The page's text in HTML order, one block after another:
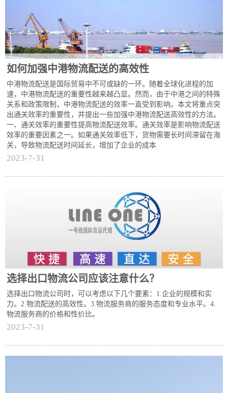
如何加强中港物流配送的高效性
中港物流配送是国际贸易中不可或缺的一环。随着全球化进程的加
速，中港物流配送的重要性越来越凸显。然而，由于中港之间的特殊
关系和政策限制，中港物流配送的效率一直受到影响。本文将重点突
出通关效率的重要性，并提出一些加强中港物流配送高效性的方法。
一、通关效率的重要性提高物流配送效率。通关效率是影响物流配送
效率的重要因素之一。如果通关效率低下，货物需要长时间滞留在海
关，导致物流配送时间延长，增加了企业的成本
2023-7-31
选择出口物流公司应该注意什么？
选择出口物流公司时，可以考虑以下几个要素：1.企业的规模和实
力。2.物流配送的高效性。3.物流服务商的服务态度和专业水平。4.
物流服务商的价格和性价比。
2023-7-31